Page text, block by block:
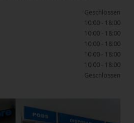
Geschlossen
10:00 - 18:00
10:00 - 18:00
10:00 - 18:00
10:00 - 18:00
10:00 - 18:00
Geschlossen